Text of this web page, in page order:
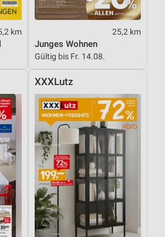
km 25,2 km
Junges Wohnen
Gültig bis Fr. 14.08.
XXXLutz